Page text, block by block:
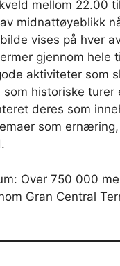
mellom 22.00
midnattøyeblikk
vises på hver
gjennom hele
aktiviteter som
som historiske turer
deres som
som
Over 750 000
Gran Central